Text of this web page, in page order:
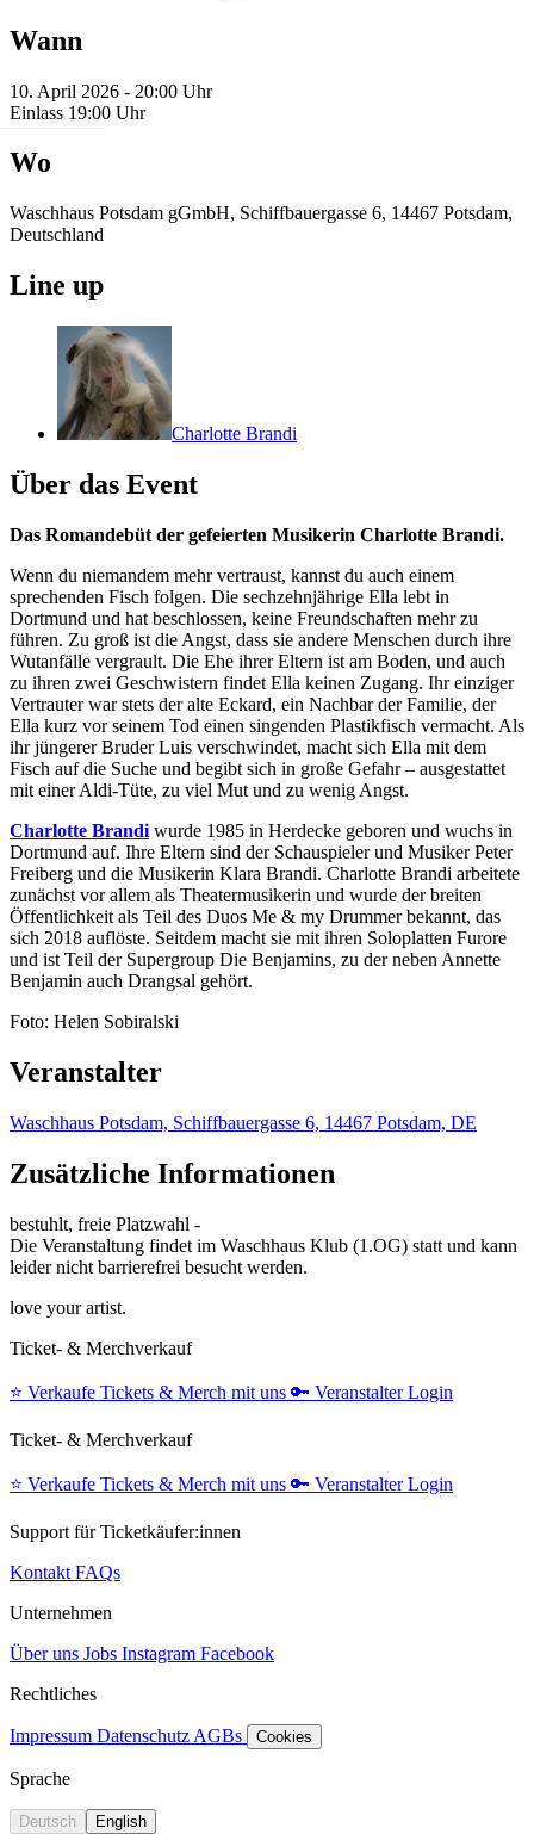
Wann
10. April 2026 - 20:00 Uhr
Einlass 19:00 Uhr
Wo
Waschhaus Potsdam gGmbH, Schiffbauergasse 6, 14467 Potsdam,
Deutschland
Line up
Charlotte Brandi
Über das Event
Das Romandebüt der gefeierten Musikerin Charlotte Brandi.
Wenn du niemandem mehr vertraust, kannst du auch einem
sprechenden Fisch folgen. Die sechzehnjährige Ella lebt in
Dortmund und hat beschlossen, keine Freundschaften mehr zu
führen. Zu groß ist die Angst, dass sie andere Menschen durch ihre
Wutanfälle vergrault. Die Ehe ihrer Eltern ist am Boden, und auch
zu ihren zwei Geschwistern findet Ella keinen Zugang. Ihr einziger
Vertrauter war stets der alte Eckard, ein Nachbar der Familie, der
Ella kurz vor seinem Tod einen singenden Plastikfisch vermacht. Als
ihr jüngerer Bruder Luis verschwindet, macht sich Ella mit dem
Fisch auf die Suche und begibt sich in große Gefahr – ausgestattet
mit einer Aldi-Tüte, zu viel Mut und zu wenig Angst.
Charlotte Brandi wurde 1985 in Herdecke geboren und wuchs in
Dortmund auf. Ihre Eltern sind der Schauspieler und Musiker Peter
Freiberg und die Musikerin Klara Brandi. Charlotte Brandi arbeitete
zunächst vor allem als Theatermusikerin und wurde der breiten
Öffentlichkeit als Teil des Duos Me & my Drummer bekannt, das
sich 2018 auflöste. Seitdem macht sie mit ihren Soloplatten Furore
und ist Teil der Supergroup Die Benjamins, zu der neben Annette
Benjamin auch Drangsal gehört.
Foto: Helen Sobiralski
Veranstalter
Waschhaus Potsdam, Schiffbauergasse 6, 14467 Potsdam, DE
Zusätzliche Informationen
bestuhlt, freie Platzwahl -
Die Veranstaltung findet im Waschhaus Klub (1.OG) statt und kann
leider nicht barrierefrei besucht werden.
love your artist.
Ticket- & Merchverkauf
⭐️ Verkaufe Tickets & Merch mit uns 🔑 Veranstalter Login
Ticket- & Merchverkauf
⭐️ Verkaufe Tickets & Merch mit uns 🔑 Veranstalter Login
Support für Ticketkäufer:innen
Kontakt FAQs
Unternehmen
Über uns Jobs Instagram Facebook
Rechtliches
Impressum Datenschutz AGBs Cookies
Sprache
Deutsch English